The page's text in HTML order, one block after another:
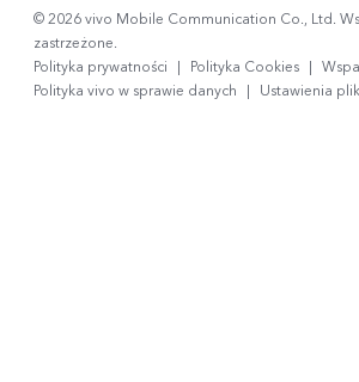
© 2026 vivo Mobile Communication Co., Ltd.
zastrzeżone.
Polityka prywatności
| Polityka Cookies |
Polityka vivo w sprawie danych
| Ustawienia